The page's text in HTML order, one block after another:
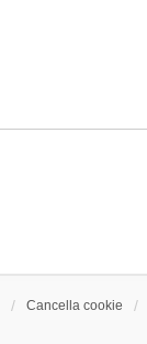
Cancella cookie